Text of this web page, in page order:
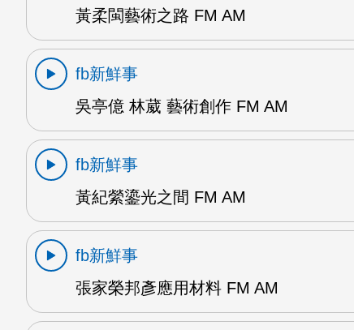
黃柔閩藝術之路 FM AM
fb新鮮事
吳亭億 林葳 藝術創作 FM AM
fb新鮮事
黃紀縈鎏光之間 FM AM
fb新鮮事
張家榮邦彥應用材料 FM AM